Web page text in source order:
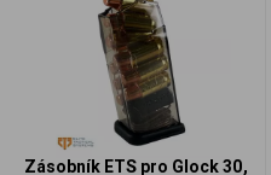
Zásobník ETS pro Glock 30,